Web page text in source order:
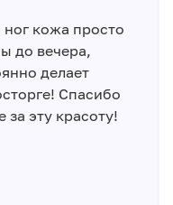
кожа просто
до вечера,
делает
Спасибо
эту красоту!